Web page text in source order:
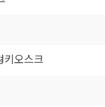
키오스크